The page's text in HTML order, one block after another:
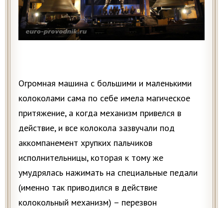
Огромная машина с большими и маленькими
колоколами сама по себе имела магическое
притяжение, а когда механизм привелся в
действие, и все колокола зазвучали под
аккомпанемент хрупких пальчиков
исполнительницы, которая к тому же
умудрялась нажимать на специальные педали
(именно так приводился в действие
колокольный механизм) – перезвон